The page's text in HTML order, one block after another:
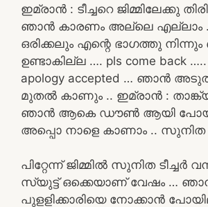
ഇമ്രാൻ : ടീച്ചറെ ജിമ്മിലേക്കു
ഞാൻ കാരണം അല്ലെ എല്ലാം
ഒരിക്കലും എന്റെ ഭാഗത്തു നിന്നും
ഉണ്ടാകില്ല …. pls come back
apology accepted … ഞാൻ
മുതൽ കാണും .. ഇമ്രാൻ : താങ്ക്യൂ
ഞാൻ ആകെ ഡൗൺ ആയി
അപ്പൊ നാളെ കാണാം .. സുനിത
പിറ്റേന്ന് ജിമ്മിൽ സുനിത ടീച്ചർ
സ്യുട്ട് ഒക്കെയാണ് വേഷം …
പുളളിക്കാരിയെ നോക്കാൻ